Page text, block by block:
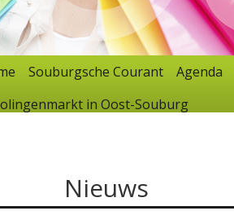
Souburgsche Courant Agenda
in Oost-Souburg
Nieuws